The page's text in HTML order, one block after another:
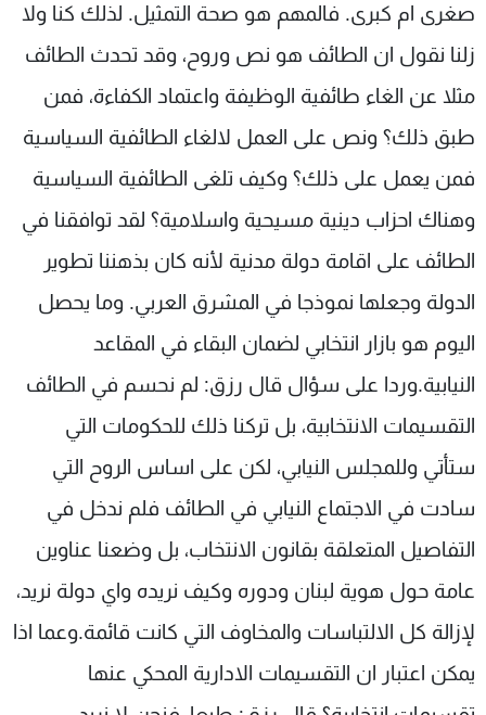
صغرى ام كبرى. فالمهم هو صحة التمثيل. لذلك كنا ولا
زلنا نقول ان الطائف هو نص وروح، وقد تحدث الطائف
مثلا عن الغاء طائفية الوظيفة واعتماد الكفاءة، فمن
طبق ذلك؟ ونص على العمل لالغاء الطائفية السياسية
فمن يعمل على ذلك؟ وكيف تلغى الطائفية السياسية
وهناك احزاب دينية مسيحية واسلامية؟ لقد توافقنا في
الطائف على اقامة دولة مدنية لأنه كان بذهننا تطوير
الدولة وجعلها نموذجا في المشرق العربي. وما يحصل
اليوم هو بازار انتخابي لضمان البقاء في المقاعد
النيابية.وردا على سؤال قال رزق: لم نحسم في الطائف
التقسيمات الانتخابية، بل تركنا ذلك للحكومات التي
ستأتي وللمجلس النيابي، لكن على اساس الروح التي
سادت في الاجتماع النيابي في الطائف فلم ندخل في
التفاصيل المتعلقة بقانون الانتخاب، بل وضعنا عناوين
عامة حول هوية لبنان ودوره وكيف نريده واي دولة نريد،
لإزالة كل الالتباسات والمخاوف التي كانت قائمة.وعما اذا
يمكن اعتبار ان التقسيمات الادارية المحكي عنها